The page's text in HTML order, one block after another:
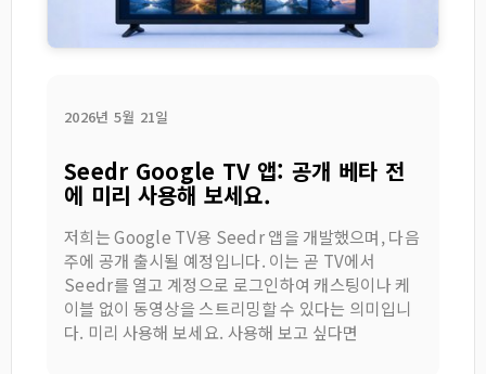
2026년 5월 21일
Seedr Google TV 앱: 공개 베타 전
에 미리 사용해 보세요.
저희는 Google TV용 Seedr 앱을 개발했으며, 다음
주에 공개 출시될 예정입니다. 이는 곧 TV에서
Seedr를 열고 계정으로 로그인하여 캐스팅이나 케
이블 없이 동영상을 스트리밍할 수 있다는 의미입니
다. 미리 사용해 보세요. 사용해 보고 싶다면